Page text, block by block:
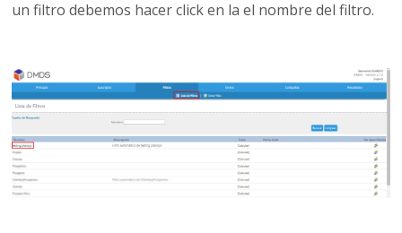
un filtro debemos hacer click en la el nombre del filtro.